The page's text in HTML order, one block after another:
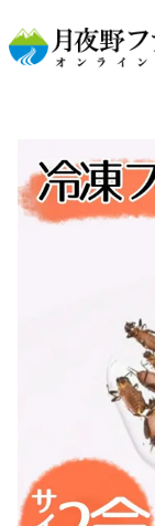
NEW【冷凍餌】フタ